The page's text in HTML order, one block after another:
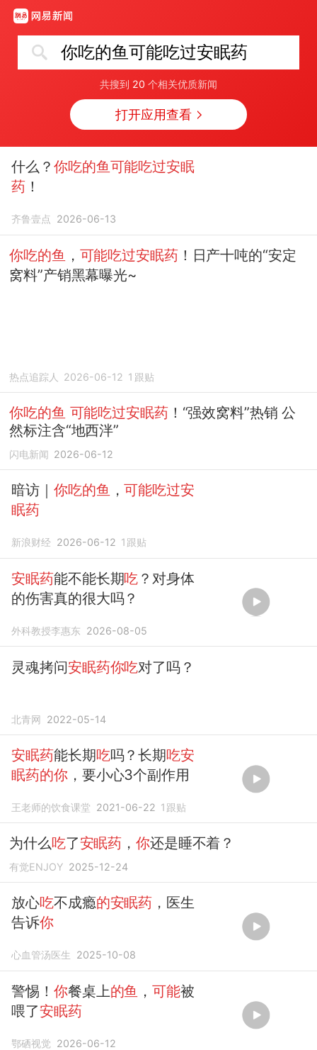
你吃的鱼可能吃过安眠药
共搜到 20 个相关优质新闻
打开应用查看
什么？你吃的鱼可能吃过安眠
药 ！
齐鲁壹点 2026-06-13
你吃的鱼 ， 可能吃过安眠药！日产十吨的“安定
窝料”产销黑幕曝光~
热点追踪人 2026-06-12 1 跟贴
你吃的鱼 可能吃过安眠药！“强效窝料”热销 公
然标注含“地西泮”
闪电新闻 2026-06-12
暗访｜你吃的鱼 ，可能吃过安
眠药
新浪财经 2026-06-12 1 跟贴
安眠药能不能长期吃 ？对身体
的伤害真的很大吗？
外科教授李惠东 2026-08-05
灵魂拷问安眠药你吃对了吗？
北青网 2022-05-14
安眠药能长期吃吗？长期吃安
眠药的你，要小心3个副作用
王老师的饮食课堂 2021-06-22 1 跟贴
为什么吃了安眠药 ，你还是睡不着？
有觉ENJOY 2025-12-24
放心吃不成瘾的安眠药 ，医生
告诉你
心血管汤医生 2025-10-08
警惕！你餐桌上的鱼 ，可能被
喂了安眠药
鄂硒视觉 2026-06-12